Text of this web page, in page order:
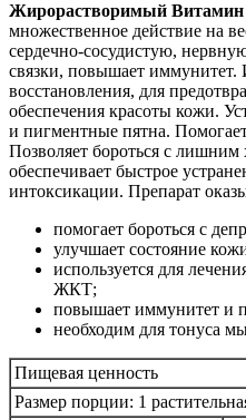
Жирорастворимый Витамин
множественное действие на
сердечно-сосудистую,
связки, повышает иммунитет.
восстановления, для
обеспечения красоты кожи.
и пигментные пятна.
Позволяет бороться с лишним
обеспечивает быстрое
интоксикации. Препарат
помогает бороться с
улучшает состояние
используется для
ЖКТ;
повышает иммунитет и
необходим для тонуса
Пищевая ценность
Размер порции: 1